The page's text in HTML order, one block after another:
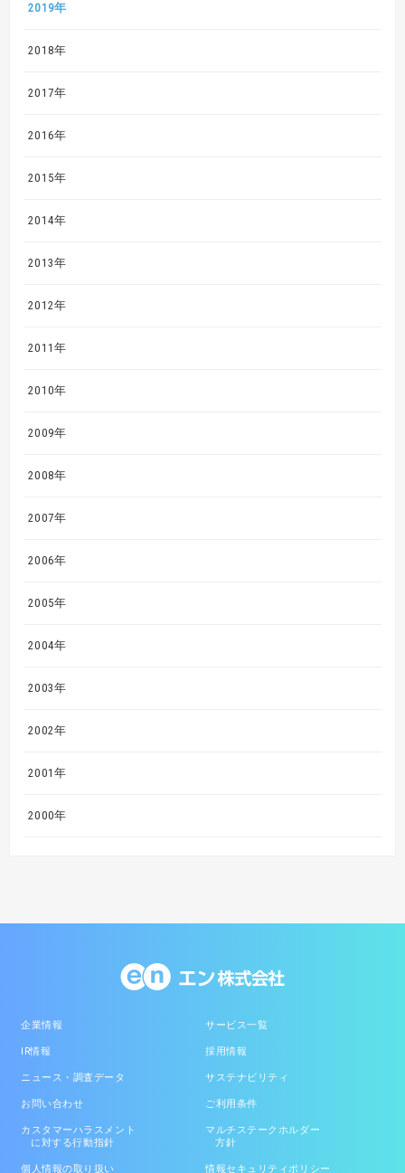
2019年
2018年
2017年
2016年
2015年
2014年
2013年
2012年
2011年
2010年
2009年
2008年
2007年
2006年
2005年
2004年
2003年
2002年
2001年
2000年
企業情報 サービス一覧
IR情報 採用情報
ニュース・調査データ サステナビリティ
お問い合わせ ご利用条件
カスタマーハラスメント
に対する行動指針
マルチステークホルダー
方針
個人情報の取り扱い 情報セキュリティポリシー